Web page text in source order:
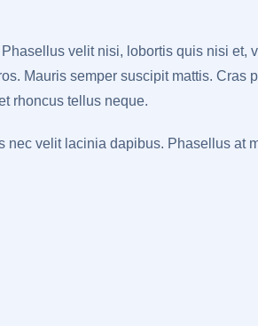
velit nisi, lobortis quis nisi et,
Mauris semper suscipit mattis. Cras
rhoncus tellus neque.
nec velit lacinia dapibus. Phasellus at